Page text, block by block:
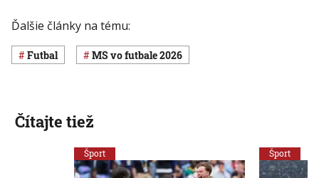
Ďalšie články na tému:
Futbal MS vo futbale 2026
Čítajte tiež
Šport Šport